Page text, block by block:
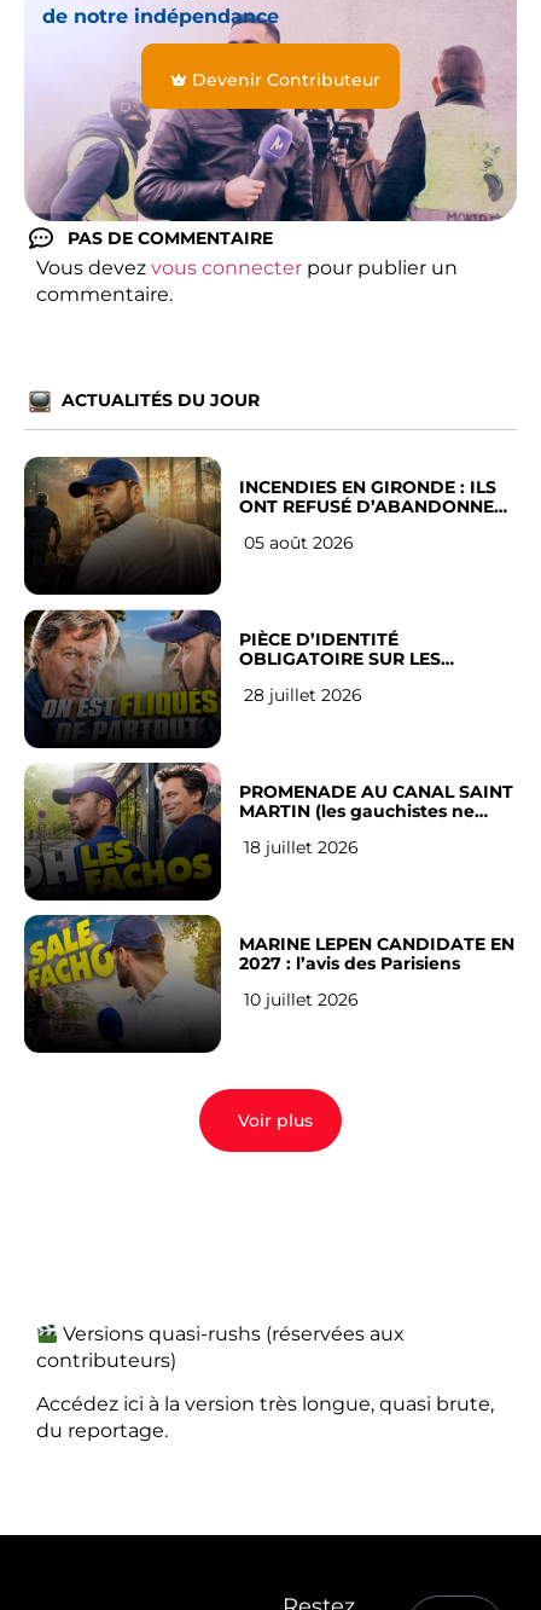
de notre indépendance
Devenir Contributeur
PAS DE COMMENTAIRE
Vous devez vous connecter pour publier un
commentaire.
ACTUALITÉS DU JOUR
INCENDIES EN GIRONDE : ILS
ONT REFUSÉ D’ABANDONNER
05 août 2026
PIÈCE D’IDENTITÉ
OBLIGATOIRE SUR LES
Français
28 juillet 2026
PROMENADE AU CANAL SAINT
MARTIN (les gauchistes ne
18 juillet 2026
MARINE LEPEN CANDIDATE EN
2027 : l’avis des Parisiens
10 juillet 2026
Voir plus
Versions quasi-rushs (réservées aux
contributeurs)
Accédez ici à la version très longue, quasi brute,
du reportage.